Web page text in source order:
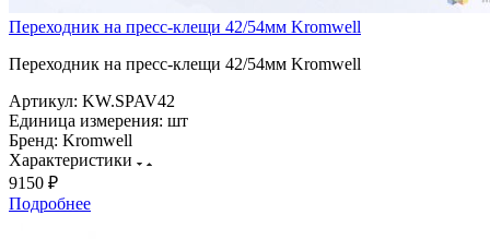
Переходник на пресс-клещи 42/54мм Kromwell
Переходник на пресс-клещи 42/54мм Kromwell
Артикул: KW.SPAV42
Единица измерения: шт
Бренд: Kromwell
Характеристики
9150 ₽
Подробнее